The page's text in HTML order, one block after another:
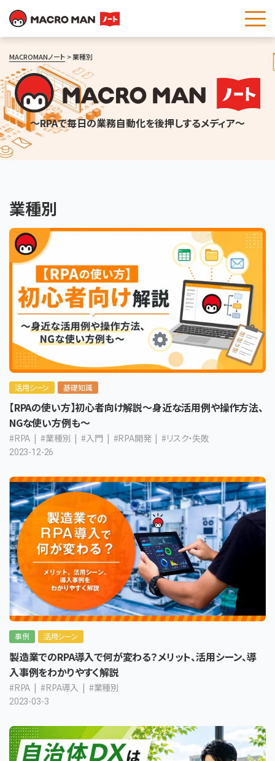
MACROMANノート 業種別
～RPAで毎日の業務自動化を後押しするメディア～
業種別
活用シーン 基礎知識
【RPAの使い方】初心者向け解説～身近な活用例や操作方法、
NGな使い方例も～
#RPA #業種別 #入門 #RPA開発 #リスク・失敗
2023-12-26
事例 活用シーン
製造業でのRPA導入で何が変わる？メリット、活用シーン、導
入事例をわかりやすく解説
#RPA #RPA導入 #業種別
2023-03-3